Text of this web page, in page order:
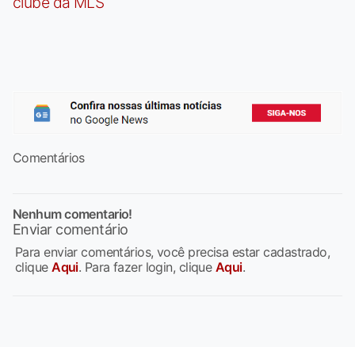
Comentários
Nenhum comentario!
Enviar comentário
Para enviar comentários, você precisa estar cadastrado,
cliqueAqui. Para fazer login, clique Aqui.